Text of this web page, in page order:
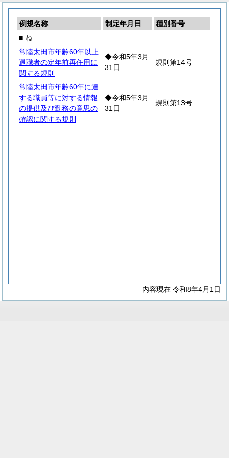
例規名称 制定年月日
種別番号
■ ね
常陸太田市年齢60年以上
退職者の定年前再任用に
関する規則
◆令和5年3月
31日
規則第14号
常陸太田市年齢60年に達
する職員等に対する情報
の提供及び勤務の意思の
確認に関する規則
◆令和5年3月
31日
規則第13号
内容現在 令和8年4月1日